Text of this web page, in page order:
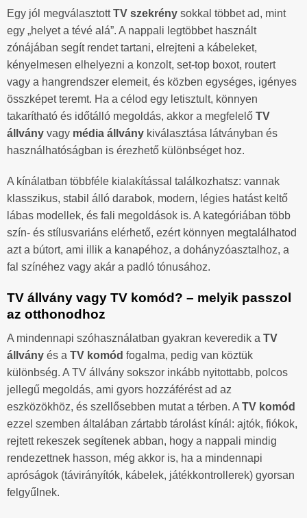
Egy jól megválasztottTV szekrény sokkal többet ad, mint
egy „helyet a tévé alá”. A nappali legtöbbet használt
zónájában segít rendet tartani, elrejteni a kábeleket,
kényelmesen elhelyezni a konzolt, set-top boxot, routert
vagy a hangrendszer elemeit, és közben egységes, igényes
összképet teremt. Ha a célod egy letisztult, könnyen
takarítható és időtálló megoldás, akkor a megfelelő TV
állvány vagy média állvány kiválasztása látványban és
használhatóságban is érezhető különbséget hoz.
A kínálatban többféle kialakítással találkozhatsz: vannak
klasszikus, stabil álló darabok, modern, légies hatást keltő
lábas modellek, és fali megoldások is. A kategóriában több
szín- és stílusvariáns elérhető, ezért könnyen megtalálhatod
azt a bútort, ami illik a kanapéhoz, a dohányzóasztalhoz, a
fal színéhez vagy akár a padló tónusához.
TV állvány vagy TV komód? – melyik passzol
az otthonodhoz
A mindennapi szóhasználatban gyakran keveredik a TV
állvány és a TV komód fogalma, pedig van köztük
különbség. A TV állvány sokszor inkább nyitottabb, polcos
jellegű megoldás, ami gyors hozzáférést ad az
eszközökhöz, és szellősebben mutat a térben. A TV komód
ezzel szemben általában zártabb tárolást kínál: ajtók, fiókok,
rejtett rekeszek segítenek abban, hogy a nappali mindig
rendezettnek hasson, még akkor is, ha a mindennapi
apróságok (távirányítók, kábelek, játékkontrollerek) gyorsan
felgyűlnek.